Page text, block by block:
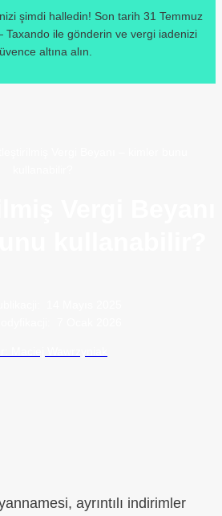
şimdi halledin! Son tarih 31 Temmuz
ile gönderin ve vergi iadenizi
altına alın.
ayrıntılı indirimler